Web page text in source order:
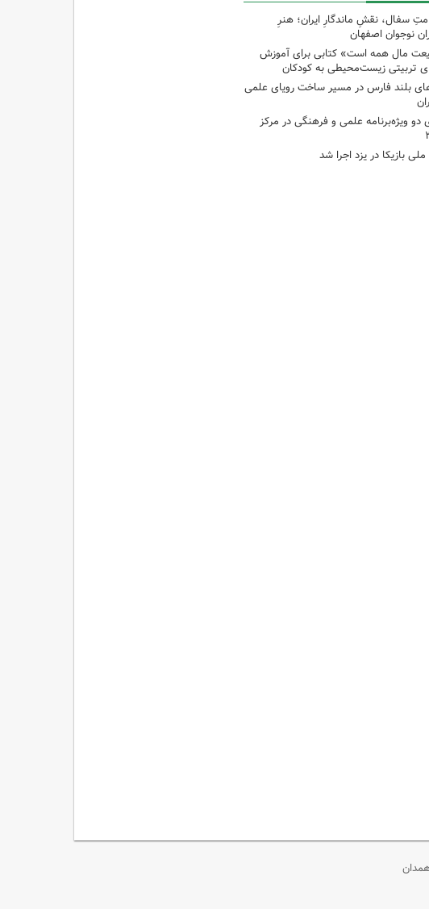
سفال، نقشِ ماندگارِ ایران؛ هنرِ
نوجوان اصفهان
مال همه است» کتابی برای آموزش
تربیتی زیست‌محیطی به کودکان
بلند فارس در مسیر ساخت رویای علمی
دو ویژه‌برنامه علمی و فرهنگی در مرکز
بازیکا در یزد اجرا شد